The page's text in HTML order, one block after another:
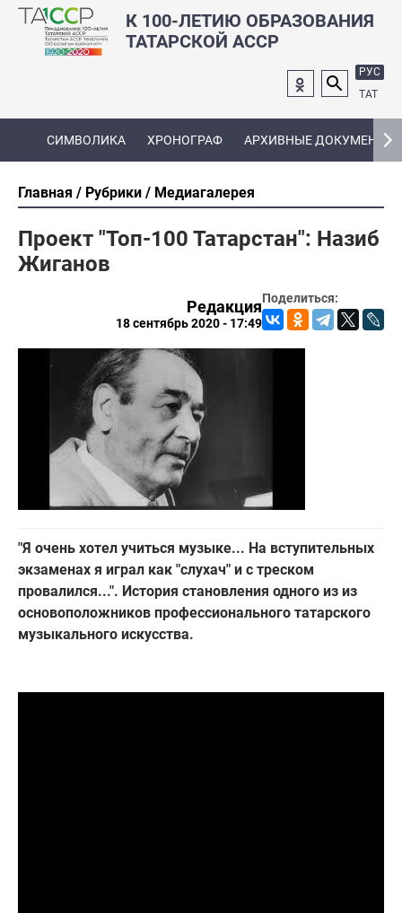
К 100-ЛЕТИЮ ОБРАЗОВАНИЯ
ТАТАРСКОЙ АССР
РУС
ТАТ
СИМВОЛИКА ХРОНОГРАФ АРХИВНЫЕ ДОКУМЕНТЫ
Главная Рубрики Медиагалерея
Проект "Топ-100 Татарстан": Назиб
Жиганов
Поделиться:
Редакция
18 сентябрь 2020 - 17:49
"Я очень хотел учиться музыке... На вступительных
экзаменах я играл как "слухач" и с треском
провалился...". История становления одного из из
основоположников профессионального татарского
музыкального искусства.